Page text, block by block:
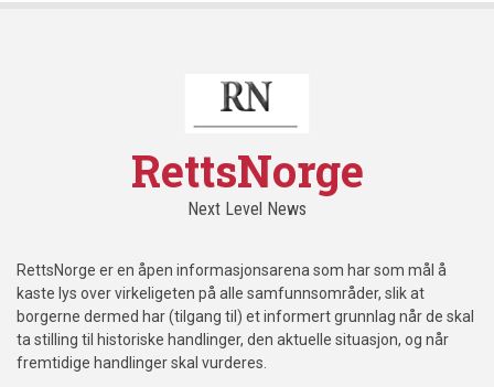
RettsNorge
Next Level News
RettsNorge er en åpen informasjonsarena som har som mål å
kaste lys over virkeligeten på alle samfunnsområder, slik at
borgerne dermed har (tilgang til) et informert grunnlag når de skal
ta stilling til historiske handlinger, den aktuelle situasjon, og når
fremtidige handlinger skal vurderes.